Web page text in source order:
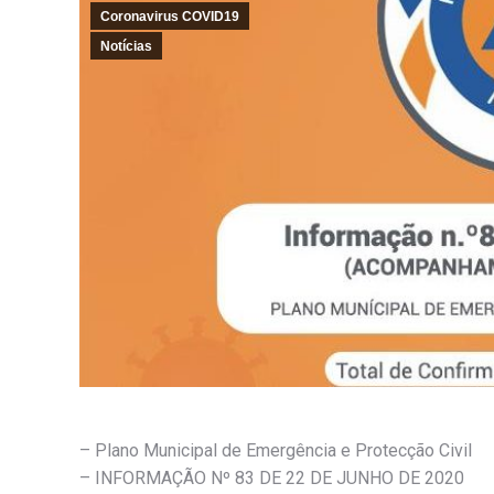
Coronavirus COVID19
Notícias
– Plano Municipal de Emergência e Protecção Civil
– INFORMAÇÃO Nº 83 DE 22 DE JUNHO DE 2020